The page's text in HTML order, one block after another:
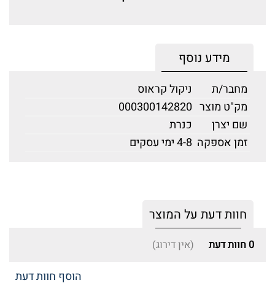
מידע נוסף
מחבר/ת
ניקול קראוס
מק"ט מוצר 000300142820
שם יצרן
כנרת
זמן אספקה 4-8 ימי עסקים
חוות דעת על המוצר
0 חוות דעת (אין דירוג)
הוסף חוות דעת